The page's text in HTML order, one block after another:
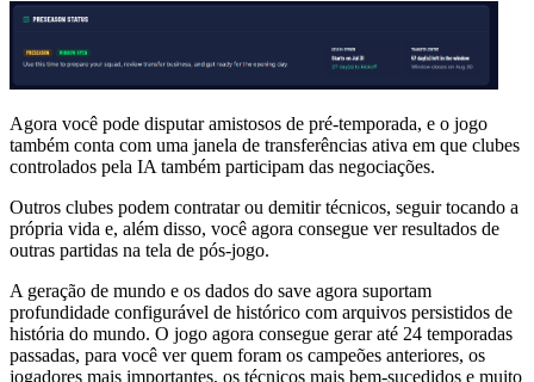
Agora você pode disputar amistosos de pré-temporada, e o jogo
também conta com uma janela de transferências ativa em que clubes
controlados pela IA também participam das negociações.
Outros clubes podem contratar ou demitir técnicos, seguir tocando a
própria vida e, além disso, você agora consegue ver resultados de
outras partidas na tela de pós-jogo.
A geração de mundo e os dados do save agora suportam
profundidade configurável de histórico com arquivos persistidos de
história do mundo. O jogo agora consegue gerar até 24 temporadas
passadas, para você ver quem foram os campeões anteriores, os
jogadores mais importantes, os técnicos mais bem-sucedidos e muito